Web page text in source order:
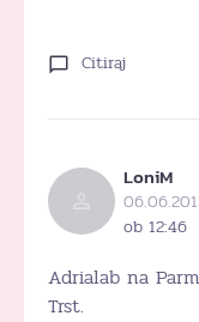
Citiraj
LoniM
ob 12:46
Adrialab na
Trst.